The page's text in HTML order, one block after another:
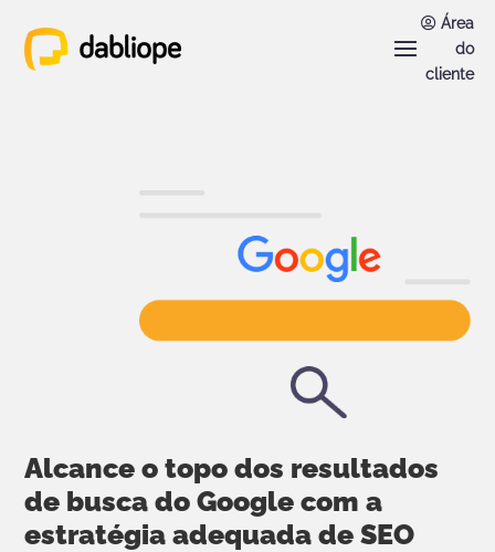
Área
do
cliente
Alcance o topo dos resultados
de busca do Google com a
estratégia adequada de SEO